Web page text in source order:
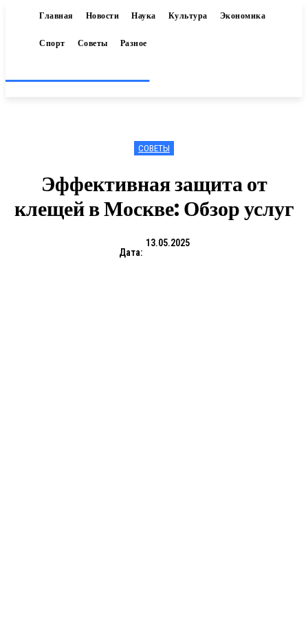
Главная Новости Наука Культура Экономика
Спорт Советы Разное
СОВЕТЫ
Эффективная защита от
клещей в Москве: Обзор услуг
Дата:
13.05.2025